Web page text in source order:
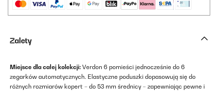
Zalety
Miejsce dla całej kolekcji: Verdon 6 pomieści jednocześnie do 6
zegarków automatycznych. Elastyczne poduszki dopasowują się do
różnych rozmiarów kopert – do 53 mm średnicy – zapewniając pewne i